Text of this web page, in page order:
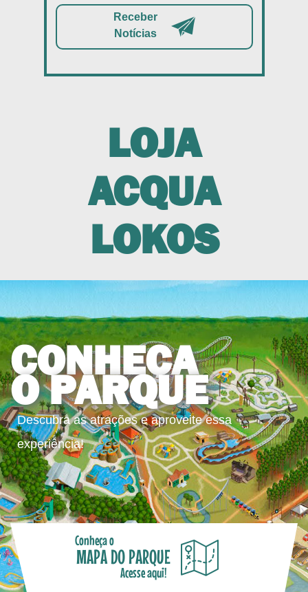
Receber
Notícias
LOJA
ACQUA
LOKOS
CONHEÇA
O PARQUE
Descubra as atrações e aproveite essa
experiência!
Conheça o
MAPA DO PARQUE
Acesse aqui!